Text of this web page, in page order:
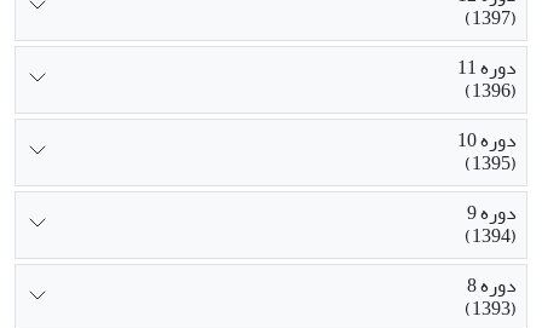
(1397)
دوره 11
(1396)
دوره 10
(1395)
دوره 9
(1394)
دوره 8
(1393)